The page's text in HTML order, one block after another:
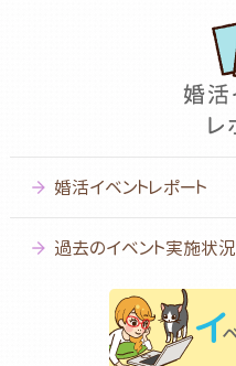
婚活イベントレポート
過去のイベント実施状況